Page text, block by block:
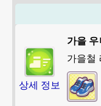
상세 정보
가을
가을철